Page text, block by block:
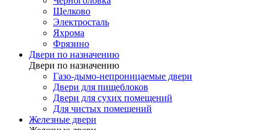
Щелково
Электросталь
Яхрома
Фрязино
Двери по назначению
Двери по назначению
Газо-дымо-непроницаемые двери
Двери для пищеблоков
Двери для сухих помещений
Для чистых помещений
Железные двери